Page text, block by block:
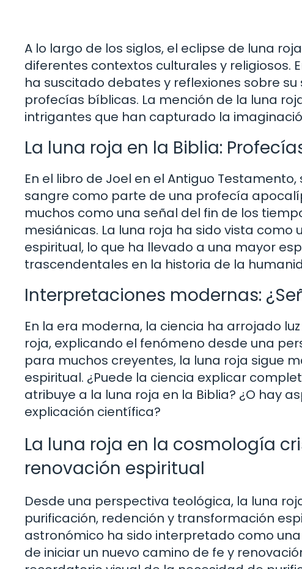
A lo largo de los siglos, el eclipse de luna
diferentes contextos culturales y religiosos.
ha suscitado debates y reflexiones sobre
profecías bíblicas. La mención de la luna
intrigantes que han capturado la
La luna roja en la Biblia:
En el libro de Joel en el Antiguo
sangre como parte de una profecía
muchos como una señal del fin de los
mesiánicas. La luna roja ha sido vista como
espiritual, lo que ha llevado a una mayor
trascendentales en la historia de la
Interpretaciones modernas:
En la era moderna, la ciencia ha arrojado
roja, explicando el fenómeno desde una
para muchos creyentes, la luna roja sigue
espiritual. ¿Puede la ciencia explicar
atribuye a la luna roja en la Biblia? ¿O hay
explicación científica?
La luna roja en la cosmología
renovación espiritual
Desde una perspectiva teológica, la luna
purificación, redención y transformación
astronómico ha sido interpretado como
de iniciar un nuevo camino de fe y